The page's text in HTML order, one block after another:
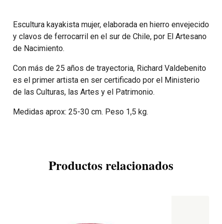
Escultura kayakista mujer, elaborada en hierro envejecido
y clavos de ferrocarril en el sur de Chile, por El Artesano
de Nacimiento.
Con más de 25 años de trayectoria, Richard Valdebenito
es el primer artista en ser certificado por el Ministerio
de las Culturas, las Artes y el Patrimonio.
Medidas aprox: 25-30 cm. Peso 1,5 kg.
Productos relacionados